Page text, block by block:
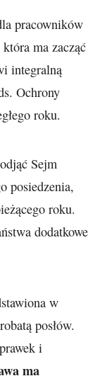
pracowników
ma zacząć
integralną
Ochrony
roku.
Sejm
posiedzenia,
roku.
dodatkowe
w
posłów.
i
ma